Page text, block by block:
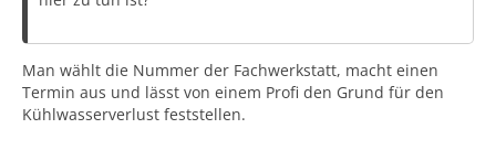
Man wählt die Nummer der Fachwerkstatt, macht einen
Termin aus und lässt von einem Profi den Grund für den
Kühlwasserverlust feststellen.